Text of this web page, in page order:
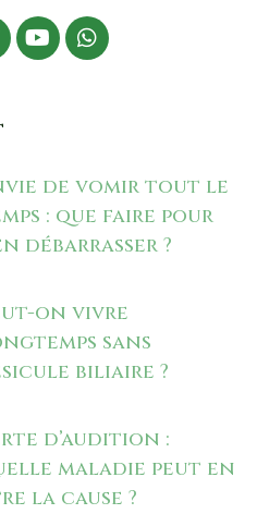
de vomir tout le
: que faire pour
débarrasser ?
on vivre
sans
biliaire ?
d’audition :
maladie peut en
la cause ?